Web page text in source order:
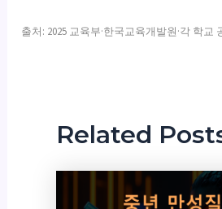
출처: 2025 교육부·한국교육개발원·각 학교
Related